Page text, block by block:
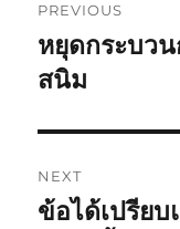
PREVIOUS
Previous
post:
หยุดกระบว
สนิม
NEXT
Next
ข้อได้เปรียบ